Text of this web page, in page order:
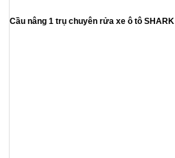
Cầu nâng 1 trụ chuyên rửa xe ô tô SHARK